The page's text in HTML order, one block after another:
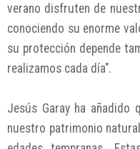
verano disfruten de
conociendo su enorme
su protección depende
realizamos cada día".
Jesús Garay ha añadido
nuestro patrimonio